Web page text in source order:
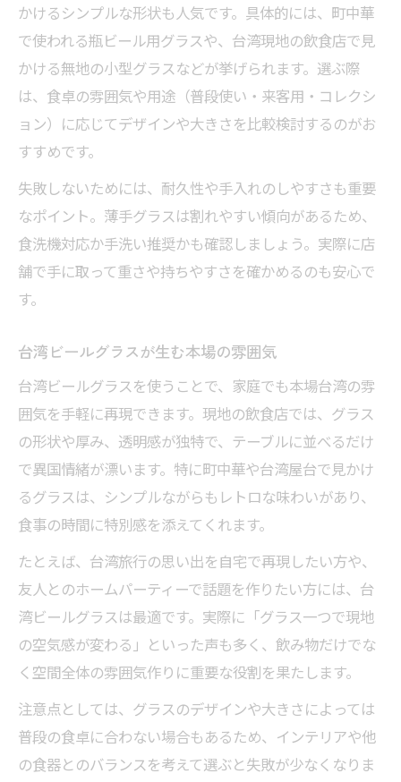
かけるシンプルな形状も人気です。具体的には、町中華
で使われる瓶ビール用グラスや、台湾現地の飲食店で見
かける無地の小型グラスなどが挙げられます。選ぶ際
は、食卓の雰囲気や用途（普段使い・来客用・コレクシ
ョン）に応じてデザインや大きさを比較検討するのがお
すすめです。
失敗しないためには、耐久性や手入れのしやすさも重要
なポイント。薄手グラスは割れやすい傾向があるため、
食洗機対応か手洗い推奨かも確認しましょう。実際に店
舗で手に取って重さや持ちやすさを確かめるのも安心で
す。
台湾ビールグラスが生む本場の雰囲気
台湾ビールグラスを使うことで、家庭でも本場台湾の雰
囲気を手軽に再現できます。現地の飲食店では、グラス
の形状や厚み、透明感が独特で、テーブルに並べるだけ
で異国情緒が漂います。特に町中華や台湾屋台で見かけ
るグラスは、シンプルながらもレトロな味わいがあり、
食事の時間に特別感を添えてくれます。
たとえば、台湾旅行の思い出を自宅で再現したい方や、
友人とのホームパーティーで話題を作りたい方には、台
湾ビールグラスは最適です。実際に「グラス一つで現地
の空気感が変わる」といった声も多く、飲み物だけでな
く空間全体の雰囲気作りに重要な役割を果たします。
注意点としては、グラスのデザインや大きさによっては
普段の食卓に合わない場合もあるため、インテリアや他
の食器とのバランスを考えて選ぶと失敗が少なくなりま